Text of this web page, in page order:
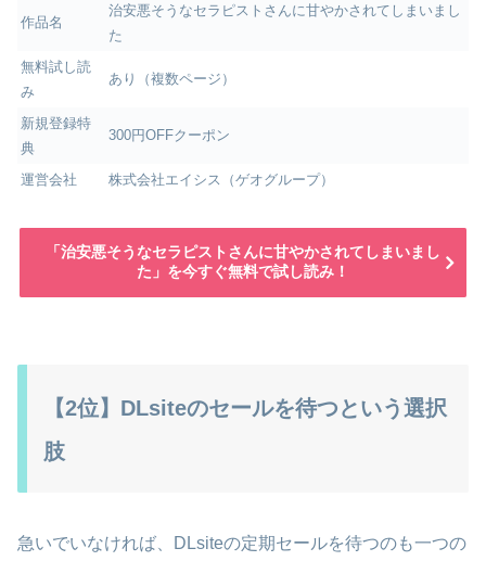
作品名
治安悪そうなセラピストさんに甘やかされてしまいまし
た
無料試し読
み
あり（複数ページ）
新規登録特
典
300円OFFクーポン
運営会社 株式会社エイシス（ゲオグループ）
「治安悪そうなセラピストさんに甘やかされてしまいまし
た」を今すぐ無料で試し読み！
【2位】DLsiteのセールを待つという選択
肢
急いでいなければ、DLsiteの定期セールを待つのも一つの